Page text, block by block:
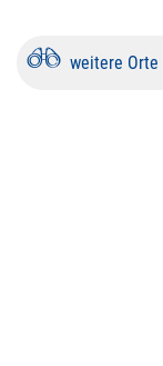
weitere Orte